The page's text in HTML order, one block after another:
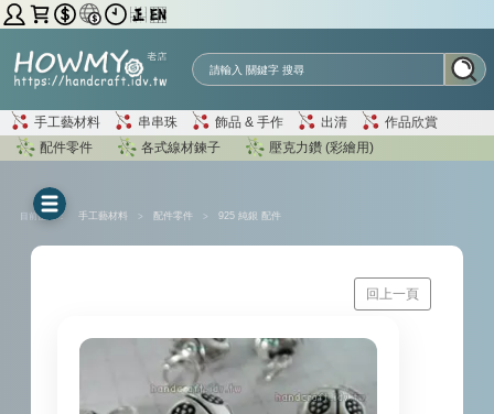
手工藝材料 串串珠 飾品 & 手作 出清
作品欣賞
配件零件
各式線材鍊子 壓克力鑽 (彩繪用)
目前位置 ： 手工藝材料 > 配件零件 > 925 純銀 配件
回上一頁